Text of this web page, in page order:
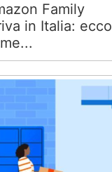
Family
in Italia: ecco